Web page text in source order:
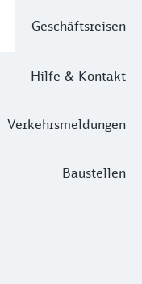
Geschäftsreisen
Hilfe & Kontakt
Verkehrsmeldungen
Baustellen